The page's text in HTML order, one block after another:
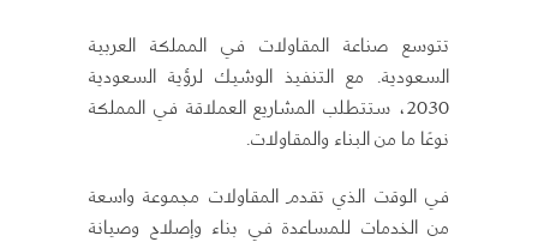
تتوسع صناعة المقاولات في المملكة العربية
السعودية. مع التنفيذ الوشيك لرؤية السعودية
2030، ستتطلب المشاريع العملاقة في المملكة
نوعًا ما من البناء والمقاولات.
في الوقت الذي تقدم المقاولات مجموعة واسعة
من الخدمات للمساعدة في بناء وإصلاح وصيانة